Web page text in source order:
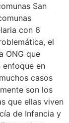
San
con 6
el
ONG que
enfoque en
casos
son los
que ellas viven
de Infancia y